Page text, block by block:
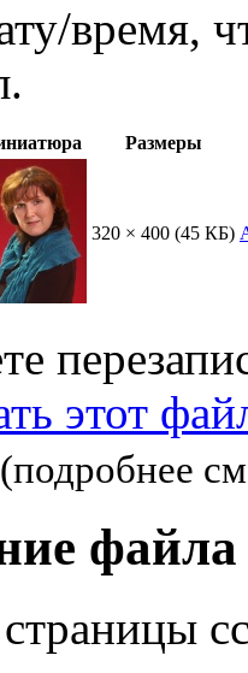
время,
Размеры
320 × 400 (45 КБ)
этот
(подробнее
файла